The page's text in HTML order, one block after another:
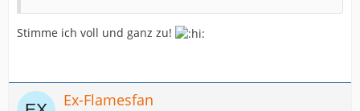
Stimme ich voll und ganz zu!
Ex-Flamesfan